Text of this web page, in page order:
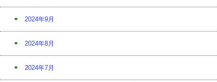
2024年9月
2024年8月
2024年7月